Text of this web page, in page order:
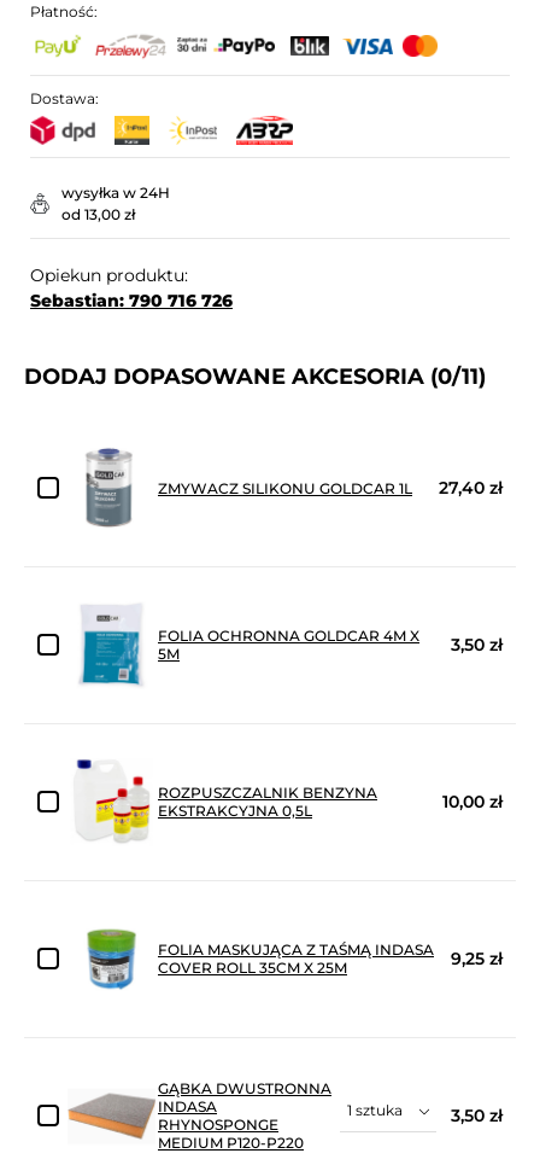
Płatność:
Dostawa:
wysyłka w 24H
od 13,00 zł
Opiekun produktu:
Sebastian: 790 716 726
DODAJ DOPASOWANE AKCESORIA (0/11)
ZMYWACZ SILIKONU GOLDCAR 1L 27,40 zł
FOLIA OCHRONNA GOLDCAR 4M X
5M
3,50 zł
ROZPUSZCZALNIK BENZYNA
EKSTRAKCYJNA 0,5L
10,00 zł
FOLIA MASKUJĄCA Z TAŚMĄ INDASA
COVER ROLL 35CM X 25M
9,25 zł
GĄBKA DWUSTRONNA
INDASA
RHYNOSPONGE
MEDIUM P120-P220
3,50 zł